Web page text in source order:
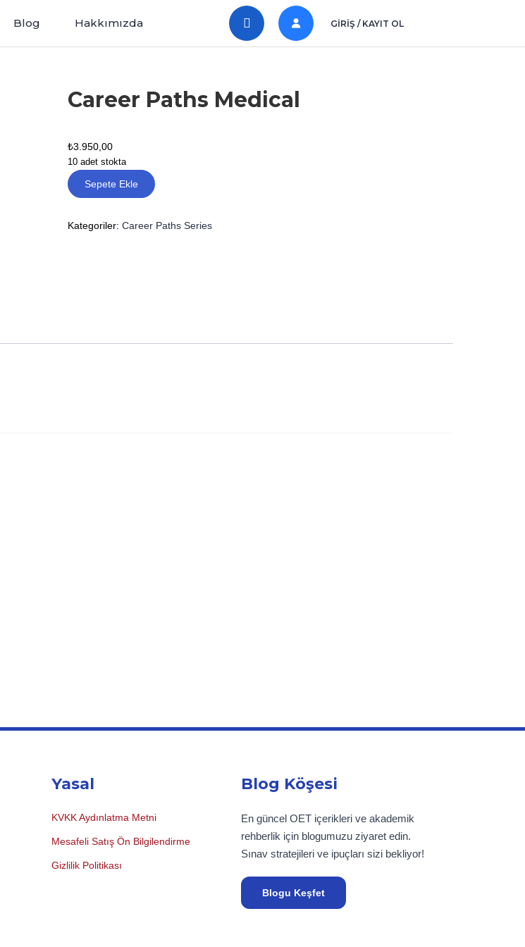
Blog Hakkımızda GIRIŞ / KAYIT OL
Career Paths Medical
₺3.950,00
10 adet stokta
Sepete Ekle
Kategoriler: Career Paths Series
Yasal
KVKK Aydınlatma Metni
Mesafeli Satış Ön Bilgilendirme
Gizlilik Politikası
Blog Köşesi
En güncel OET içerikleri ve akademik
rehberlik için blogumuzu ziyaret edin.
Sınav stratejileri ve ipuçları sizi bekliyor!
Blogu Keşfet